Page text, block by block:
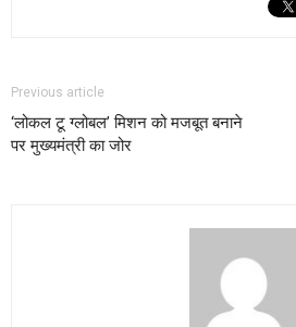
Previous article
‘लोकल टू ग्लोबल’ मिशन को मजबूत बनाने
पर मुख्यमंत्री का जोर